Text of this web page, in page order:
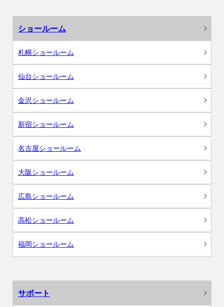
ショールーム
札幌ショールーム
仙台ショールーム
金沢ショールーム
新宿ショールーム
名古屋ショールーム
大阪ショールーム
広島ショールーム
高松ショールーム
福岡ショールーム
サポート